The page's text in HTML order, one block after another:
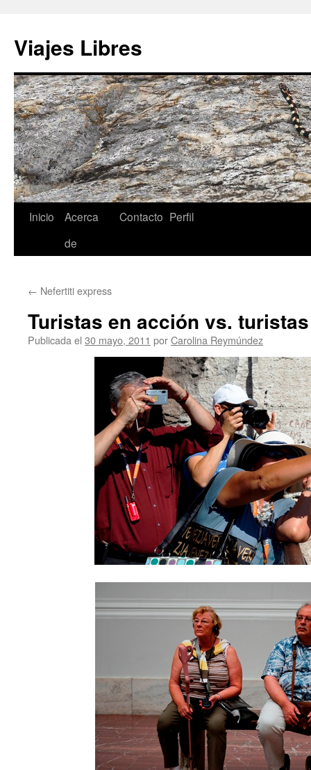
contenido
Viajes Libres
Inicio
Acerca
de
Contacto Perfil
← Nefertiti express
Turistas en acción vs.
Publicada el 30 mayo, 2011 porCarolina Reymúndez